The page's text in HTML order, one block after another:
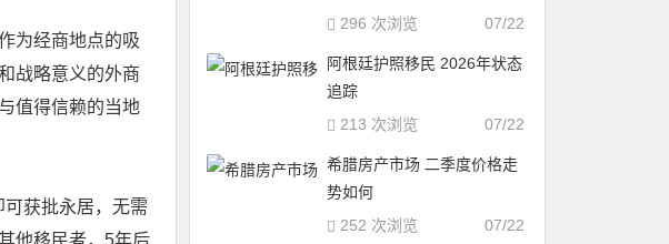
为经商地点的吸
战略意义的外商
值得信赖的当地
可获批永居，无需
他移民者，5年后
07/22
296 次浏览
阿根廷护照移民 2026年状态
追踪
07/22
213 次浏览
希腊房产市场 二季度价格走
势如何
07/22
252 次浏览